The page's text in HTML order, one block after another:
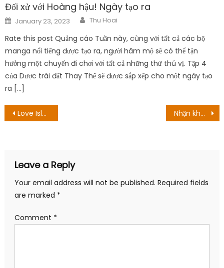
Đối xử với Hoàng hậu! Ngày tạo ra
Posted
on
January 23, 2023 Author
Thu Hoai
Rate this post Quảng cáo Tuần này, cùng với tất cả các bộ
manga nổi tiếng được tạo ra, người hâm mộ sẽ có thể tận
hưởng một chuyến đi chơi với tất cả những thứ thú vị. Tập 4
của Dược trái đất Thay Thế sẽ được sắp xếp cho một ngày tạo
ra […]
Post
Love Island Season 8 Episode 40 Ngày phát triển: Ai Sẽ Về Nhà? Nhận không ra mỹ nam thanh xuân Hàn sau 5 năm, nhan sắc thay đổi 180 độ để tỏa sáng trở lại?
Leave a Reply
Your email address will not be published. Required fields
are marked *
Comment *